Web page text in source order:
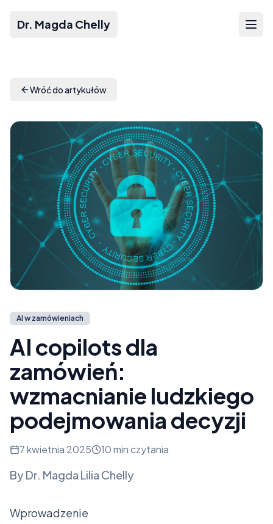
Dr. Magda Chelly
Wróć do artykułów
AI w zamówieniach
AI copilots dla
zamówień:
wzmacnianie ludzkiego
podejmowania decyzji
7 kwietnia 2025 10 min czytania
ByDr. Magda Lilia Chelly
Wprowadzenie